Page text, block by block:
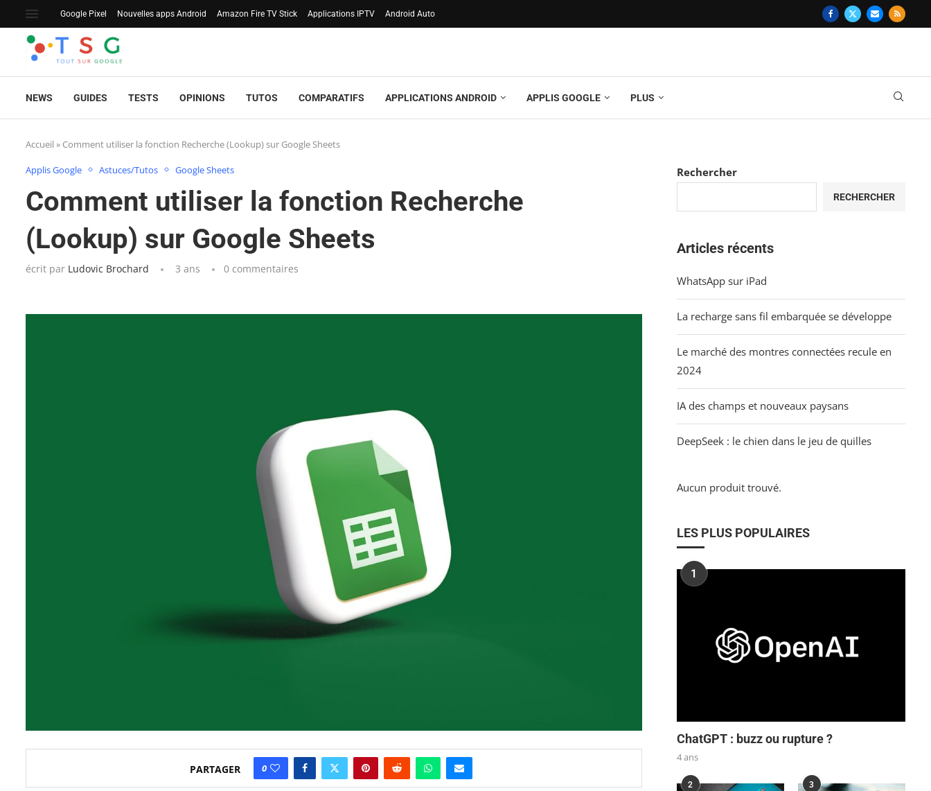
Google Pixel Nouvelles apps Android Amazon Fire TV Stick Applications IPTV Android Auto
NEWS GUIDES TESTS OPINIONS TUTOS COMPARATIFS APPLICATIONS ANDROID APPLIS GOOGLE PLUS
Accueil » Comment utiliser la fonction Recherche (Lookup) sur Google Sheets
Applis Google Astuces/Tutos Google Sheets
Comment utiliser la fonction Recherche
(Lookup) sur Google Sheets
écrit par Ludovic Brochard 3 ans 0 commentaires
PARTAGER 0
Rechercher
RECHERCHER
Articles récents
WhatsApp sur iPad
La recharge sans fil embarquée se développe
Le marché des montres connectées recule en
2024
IA des champs et nouveaux paysans
DeepSeek : le chien dans le jeu de quilles
Aucun produit trouvé.
LES PLUS POPULAIRES
1
ChatGPT : buzz ou rupture ?
4 ans
2 3